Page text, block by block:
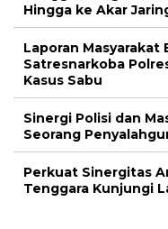
Hingga ke Akar
Laporan
Satresnarkoba
Kasus Sabu
Sinergi Polisi dan
Seorang
Perkuat Sinergitas
Tenggara Kunjungi